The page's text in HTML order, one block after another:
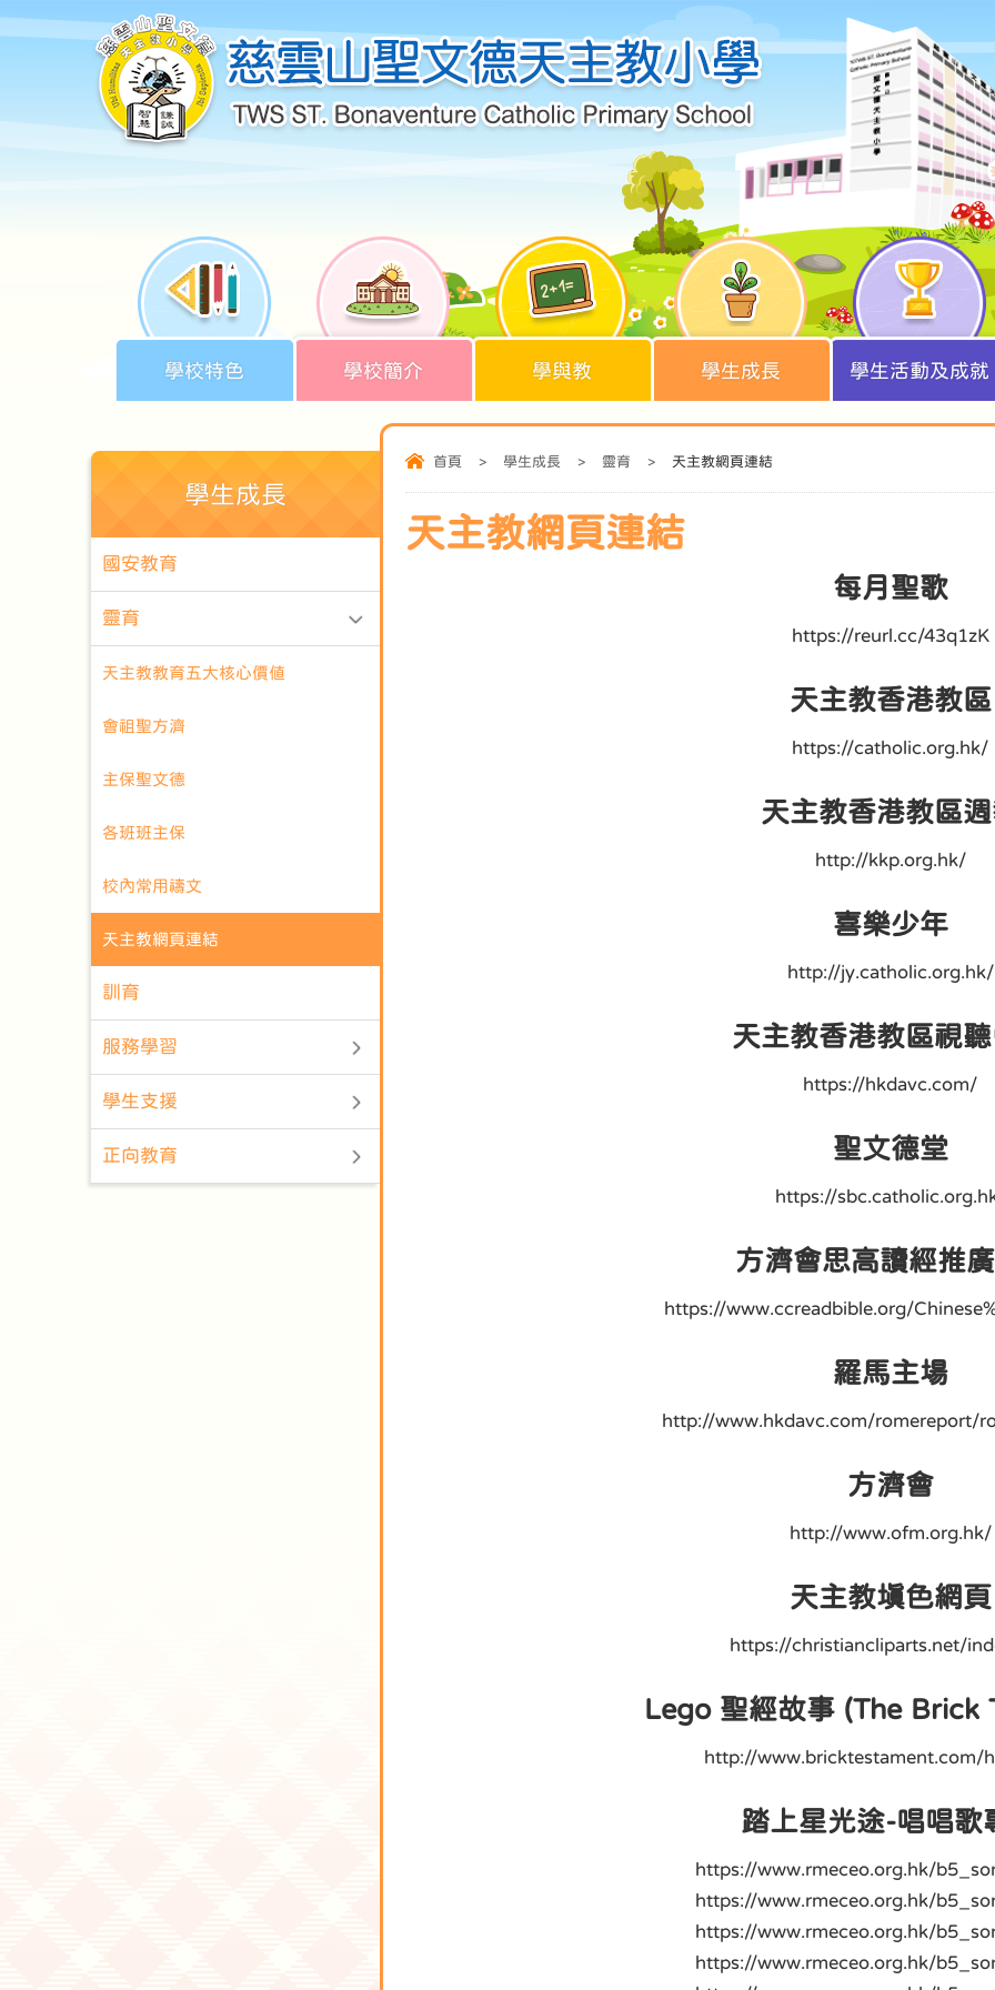
學校特色 學校簡介 學與教 學生成長 學生活動及成就
首頁 > 學生成長 > 靈育 > 天主教網頁連結
天主教網頁連結
每月聖歌
https://reurl.cc/43q1zK
天主教香港教區
https://catholic.org.hk/
天主教香港教區
http://kkp.org.hk/
喜樂少年
http://jy.catholic.org.hk/
天主教香港教區視
https://hkdavc.com/
聖文德堂
https://
方濟會思高讀經推
https://www.ccreadbible.org/
羅馬主場
http://www.hkdavc.com/romereport/
方濟會
http://www.ofm.org.hk/
天主教填色網頁
https://christiancliparts.net/
Lego 聖經故事 (The Brick
http://www.bricktestament.com/
踏上星光途-唱唱歌
https://www.rmeceo.org.hk/
https://www.rmeceo.org.hk/
https://www.rmeceo.org.hk/
https://www.rmeceo.org.hk/
學生成長
國安教育
靈育
天主教教育五大核心價值
會祖聖方濟
主保聖文德
各班班主保
校內常用禱文
天主教網頁連結
訓育
服務學習
學生支援
正向教育